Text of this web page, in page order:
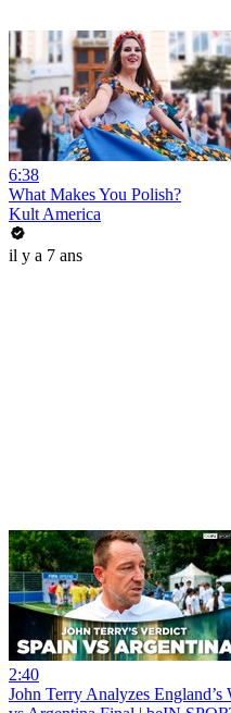
6:38
What Makes You Polish?
Kult America
il y a 7 ans
2:40
John Terry Analyzes